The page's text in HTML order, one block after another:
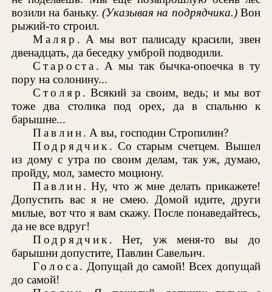
возили на баньку. (Указывая на подрядчика.)Вон
рыжий-то строил.
Маляр . А мы вот палисаду красили, звен
двенадцать, да беседку умброй подводили.
Староста . А мы так бычка-опоечка в ту
пору на солонину...
Столяр . Всякий за своим, ведь; и мы вот
тоже два столика под орех, да в спальню к
барышне...
Павлин. А вы, господин Стропилин?
Подрядчик . Со старым счетцем. Вышел
из дому с утра по своим делам, так уж, думаю,
пройду, мол, заместо моциону.
Павлин. Ну, что ж мне делать прикажете!
Допустить вас я не смею. Домой идите, други
милые, вот что я вам скажу. После понаведайтесь,
да не все вдруг!
Подрядчик . Нет, уж меня-то вы до
барышни допустите, Павлин Савельич.
Голоса . Допущай до самой! Всех допущай
до самой!